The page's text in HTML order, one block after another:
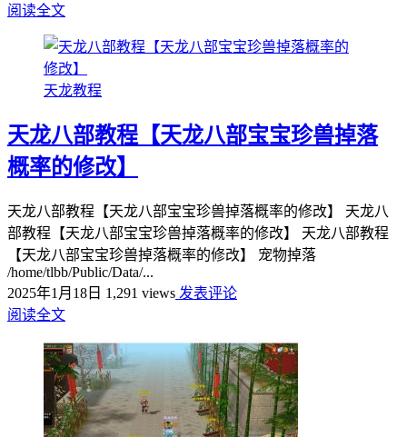
阅读全文
天龙教程
天龙八部教程【天龙八部宝宝珍兽掉落
概率的修改】
天龙八部教程【天龙八部宝宝珍兽掉落概率的修改】 天龙八
部教程【天龙八部宝宝珍兽掉落概率的修改】 天龙八部教程
【天龙八部宝宝珍兽掉落概率的修改】 宠物掉落
/home/tlbb/Public/Data/...
2025年1月18日 1,291 views 发表评论
阅读全文